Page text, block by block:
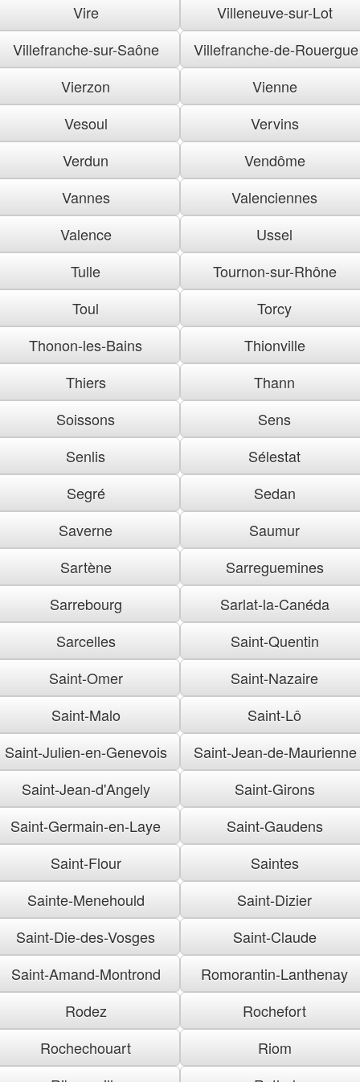
Vire
Villeneuve-sur-Lot
Villefranche-sur-Saône
Villefranche-de-Rouergue
Vierzon
Vienne
Vesoul
Vervins
Verdun
Vendôme
Vannes
Valenciennes
Valence
Ussel
Tulle
Tournon-sur-Rhône
Toul
Torcy
Thonon-les-Bains
Thionville
Thiers
Thann
Soissons
Sens
Senlis
Sélestat
Segré
Sedan
Saverne
Saumur
Sartène
Sarreguemines
Sarrebourg
Sarlat-la-Canéda
Sarcelles
Saint-Quentin
Saint-Omer
Saint-Nazaire
Saint-Malo
Saint-Lô
Saint-Julien-en-Genevois
Saint-Jean-de-Maurienne
Saint-Jean-d'Angely
Saint-Girons
Saint-Germain-en-Laye
Saint-Gaudens
Saint-Flour
Saintes
Sainte-Menehould
Saint-Dizier
Saint-Die-des-Vosges
Saint-Claude
Saint-Amand-Montrond
Romorantin-Lanthenay
Rodez
Rochefort
Rochechouart
Riom